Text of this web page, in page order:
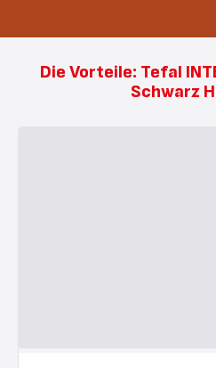
Die Vorteile: Tefal
Schwarz